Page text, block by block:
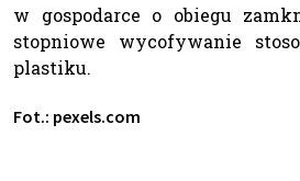
w gospodarce o obiegu
stopniowe wycofywanie
plastiku.
Fot.: pexels.com